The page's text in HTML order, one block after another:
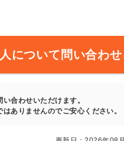
について問い合わせ
合わせいただけます。
ありませんのでご安心ください。